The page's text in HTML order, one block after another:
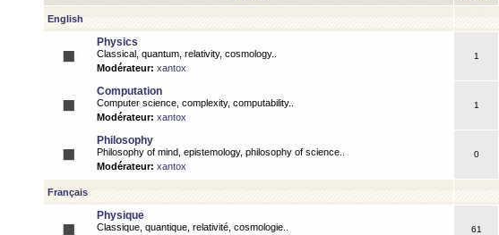
English
Physics
Classical, quantum, relativity, cosmology..
Modérateur: xantox
1
Computation
Computer science, complexity, computability..
Modérateur: xantox
1
Philosophy
Philosophy of mind, epistemology, philosophy of science..
Modérateur: xantox
0
Français
Physique
Classique, quantique, relativité, cosmologie..
61